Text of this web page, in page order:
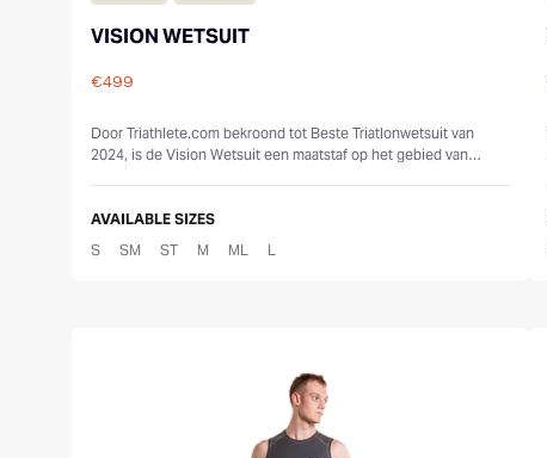
VISION WETSUIT
€499
Door Triathlete.com bekroond tot Beste Triatlonwetsuit van
2024, is de Vision Wetsuit een maatstaf op het gebied van
AVAILABLE SIZES
S
SM ST M ML L